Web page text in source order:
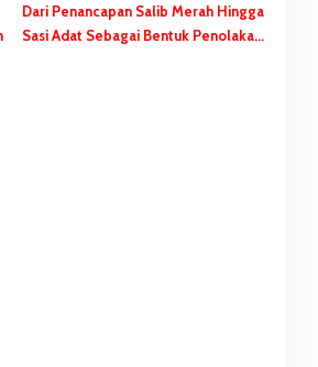
Dari Penancapan Salib Merah Hingga
Sasi Adat Sebagai Bentuk Penolakan